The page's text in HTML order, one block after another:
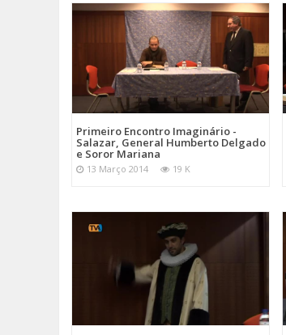
Primeiro Encontro Imaginário -
Salazar, General Humberto Delgado
e Soror Mariana
13 Março 2014 19 K